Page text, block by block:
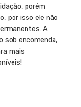
porém
por isso ele não
A
sob encomenda,
mais